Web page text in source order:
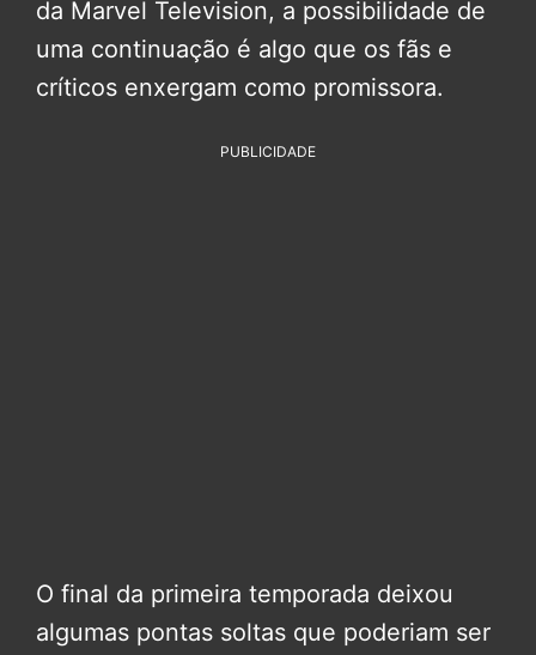
da Marvel Television, a possibilidade de
uma continuação é algo que os fãs e
críticos enxergam como promissora.
PUBLICIDADE
O final da primeira temporada deixou
algumas pontas soltas que poderiam ser